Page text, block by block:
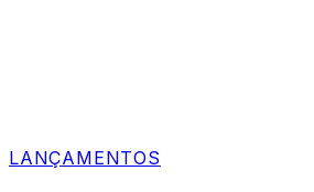
LANÇAMENTOS